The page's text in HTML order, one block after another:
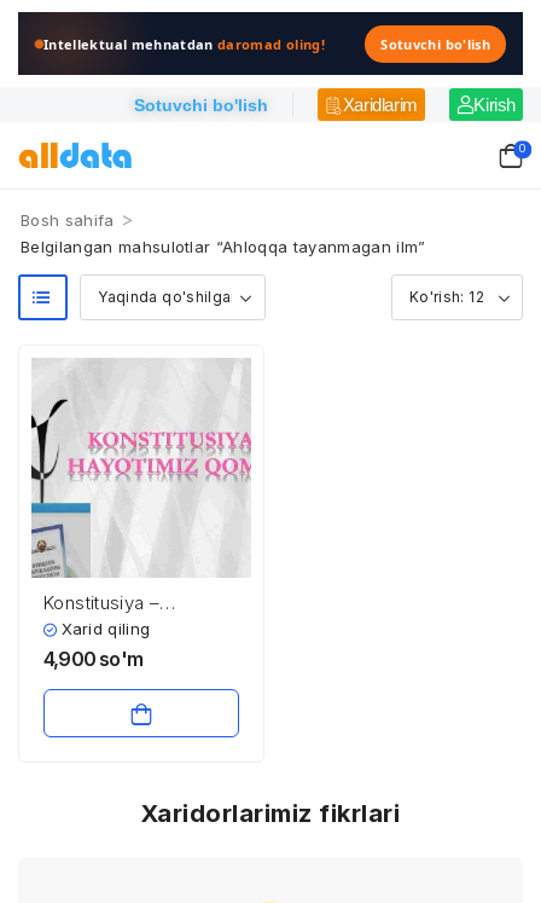
Intellektual mehnatdandaromad oling! Sotuvchi bo'lish
Sotuvchi bo'lish Xaridlarim Kirish
0
Bosh sahifa >
Belgilangan mahsulotlar “Ahloqqa tayanmagan ilm”
Konstitusiya –
hayotimiz qomusi
Xarid qiling
4,900 so'm
Xaridorlarimiz fikrlari